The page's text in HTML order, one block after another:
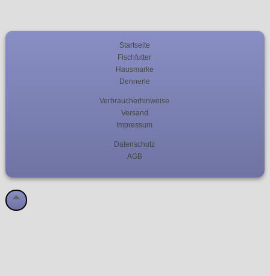
Startseite
Fischfutter
Hausmarke
Dennerle
Verbraucherhinweise
Versand
Impressum
Datenschutz
AGB